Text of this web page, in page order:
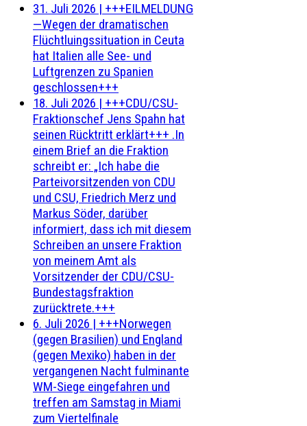
31. Juli 2026 | +++EILMELDUNG
—Wegen der dramatischen
Flüchtluingssituation in Ceuta
hat Italien alle See- und
Luftgrenzen zu Spanien
geschlossen+++
18. Juli 2026 | +++CDU/CSU-
Fraktionschef Jens Spahn hat
seinen Rücktritt erklärt+++ .In
einem Brief an die Fraktion
schreibt er: „Ich habe die
Parteivorsitzenden von CDU
und CSU, Friedrich Merz und
Markus Söder, darüber
informiert, dass ich mit diesem
Schreiben an unsere Fraktion
von meinem Amt als
Vorsitzender der CDU/CSU-
Bundestagsfraktion
zurücktrete.+++
6. Juli 2026 | +++Norwegen
(gegen Brasilien) und England
(gegen Mexiko) haben in der
vergangenen Nacht fulminante
WM-Siege eingefahren und
treffen am Samstag in Miami
zum Viertelfinale